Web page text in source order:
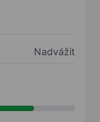
Nadvážit